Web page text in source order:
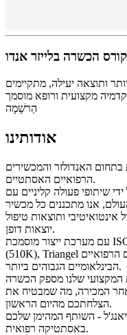
קורס הכשרה בלייזר אנדו
ותוצאה יעילה, מתקיימים
הַרשָׁמָה
אודותינו
בתחום האנדולזר והמכשירים
הרפואיים האסתטיים.
שיתופי פעולה קליניים עם
אנו מתכננים כל מכשיר
ותוצאות טיפול
יוצאות דופן.
עם מערכת ייצור מוסמכת ISO 13485 ומוצרים שאושרו על ידי ה-FDA
(510K), Triangel מבטיחה שכל מכשיר עומד בתקנים הרפואיים
הבינלאומיים הגבוהים ביותר.
המקצועי שלנו מספק הכשרה
המכירה, מה שמבטיח את
הצלחתכם מהיום הראשון.
- השותף המהימן שלכם
באסתטיקה רפואית.